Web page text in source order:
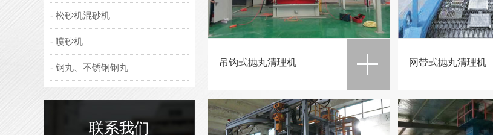
- 松砂机混砂机
- 喷砂机
- 钢丸、不锈钢钢丸
联系我们
吊钩式抛丸清理机 网带式抛丸清理机